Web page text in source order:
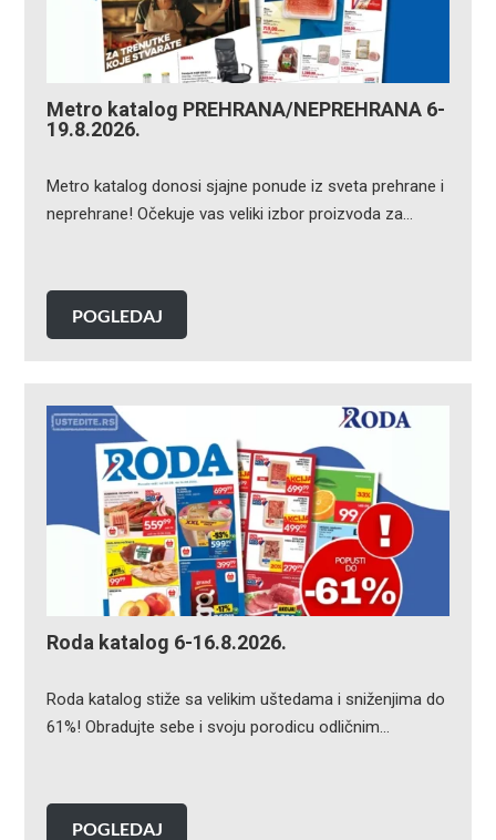
Metro katalog PREHRANA/NEPREHRANA 6-
19.8.2026.
Metro katalog donosi sjajne ponude iz sveta prehrane i
neprehrane! Očekuje vas veliki izbor proizvoda za…
POGLEDAJ
Roda katalog 6-16.8.2026.
Roda katalog stiže sa velikim uštedama i sniženjima do
61%! Obradujte sebe i svoju porodicu odličnim…
POGLEDAJ